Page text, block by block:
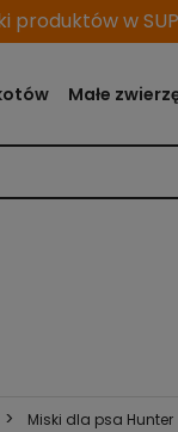
produktów w
Małe
> Miski dla psa Hunter